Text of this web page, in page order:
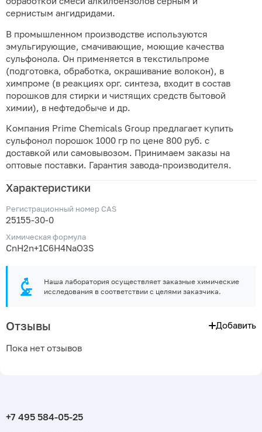
сернистым ангидридами.
В промышленном производстве используются
эмульгирующие, смачивающие, моющие качества
сульфонола. Он применяется в текстильпроме
(подготовка, обработка, окрашивание волокон), в
химпроме (в реакциях орг. синтеза, входит в состав
порошков для стирки и чистящих средств бытовой
химии), в нефтедобыче и др.
Компания Prime Chemicals Group предлагает купить
сульфонол порошок 1000 гр по цене 800 руб. с
доставкой или самовывозом. Принимаем заказы на
оптовые поставки. Гарантия завода-производителя.
Характеристики
Регистрационный номер CAS
25155-30-0
Химическая формула
CnH2n+1C6H4NaO3S
Наша лаборатория осуществляет заказные химические
исследования в соответствии с целями заказчика.
Отзывы Добавить
Пока нет отзывов